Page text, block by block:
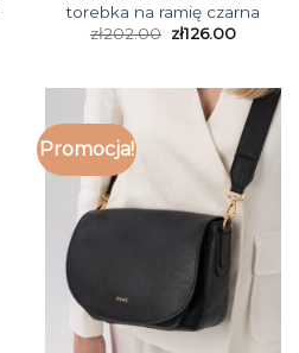
torebka na ramię czarna
zł202.00 zł126.00
Promocja!